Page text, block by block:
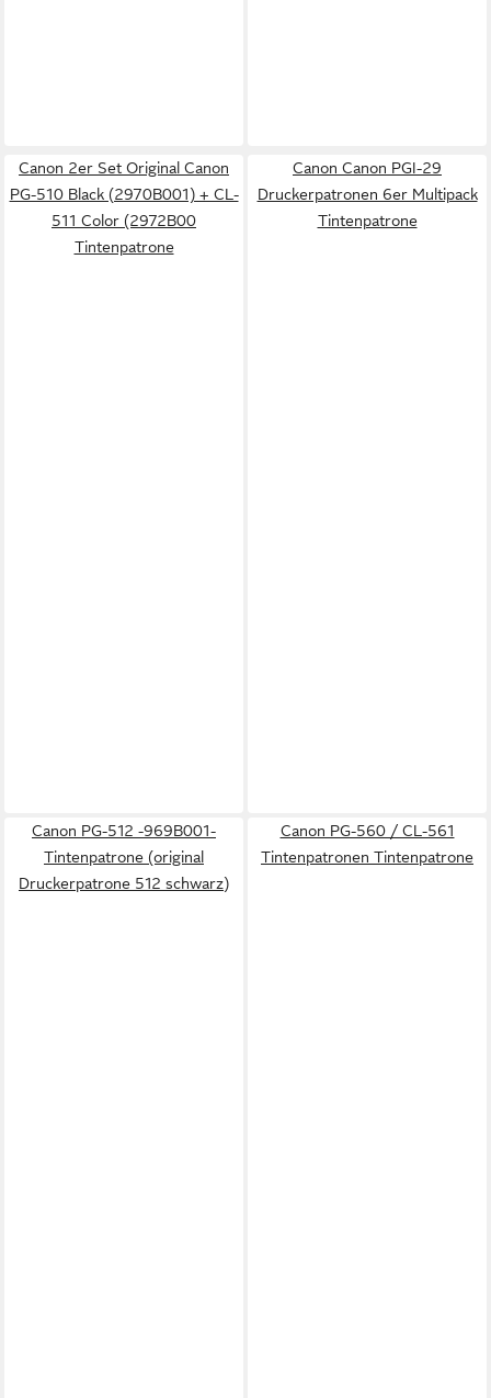
Canon 2er Set Original Canon
PG-510 Black (2970B001) + CL-
511 Color (2972B00
Tintenpatrone
Canon Canon PGI-29
Druckerpatronen 6er Multipack
Tintenpatrone
Canon PG-512 -969B001-
Tintenpatrone (original
Druckerpatrone 512 schwarz)
Canon PG-560 / CL-561
Tintenpatronen Tintenpatrone